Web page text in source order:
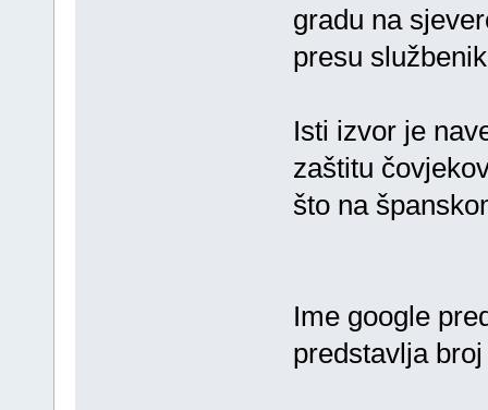
gradu na
presu
Isti izvor je
zaštitu
što na
Ime google
predstavlja